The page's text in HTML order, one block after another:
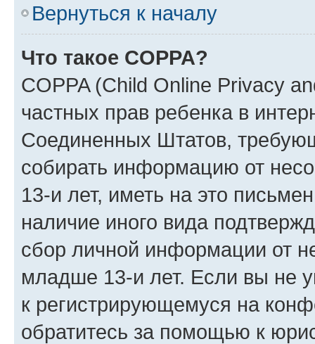
Вернуться к началу
Что такое COPPA?
COPPA (Child Online Privacy
частных прав ребенка в
Соединенных Штатов,
собирать информацию от
13-и лет, иметь на это
наличие иного вида
сбор личной информации от
младше 13-и лет. Если вы не
к регистрирующемуся на
обратитесь за помощью к